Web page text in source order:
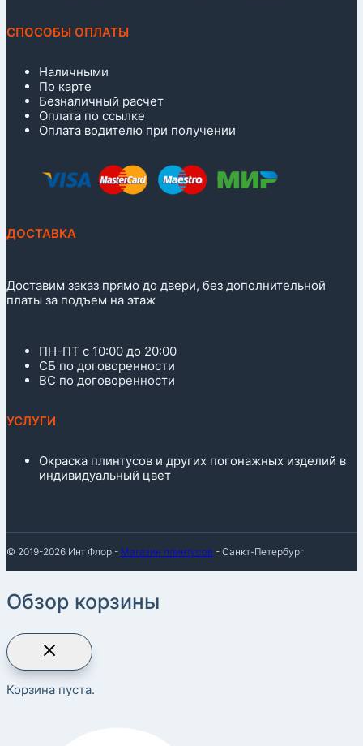
СПОСОБЫ ОПЛАТЫ
Наличными
По карте
Безналичный расчет
Оплата по ссылке
Оплата водителю при получении
ДОСТАВКА
Доставим заказ прямо до двери, без дополнительной
платы за подъем на этаж
ПН-ПТ с 10:00 до 20:00
СБ по договоренности
ВС по договоренности
УСЛУГИ
Окраска плинтусов и других погонажных изделий в
индивидуальный цвет
© 2019-2026 Инт Флор - Магазин плинтусов - Санкт-Петербург
Обзор корзины
Корзина пуста.